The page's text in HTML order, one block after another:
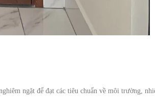
ngặt để đạt các tiêu chuẩn về môi trường,